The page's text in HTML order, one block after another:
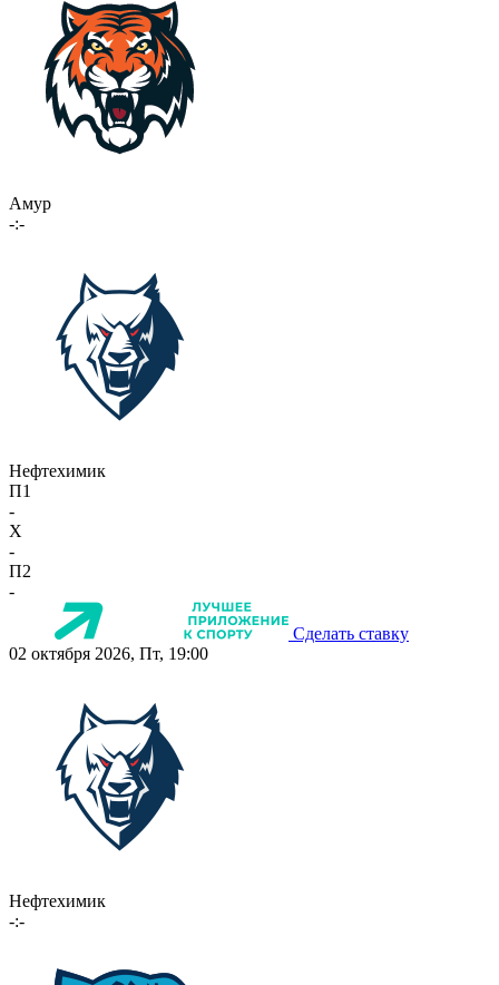
Амур
-:-
Нефтехимик
П1
-
X
-
П2
-
Сделать ставку
02 октября 2026, Пт, 19:00
Нефтехимик
-:-